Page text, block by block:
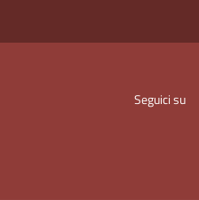
Seguici su